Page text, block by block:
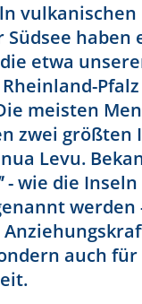
haben
etwa
Pfalz
meisten
zwei größten
Levu.
- wie die Inseln
auch